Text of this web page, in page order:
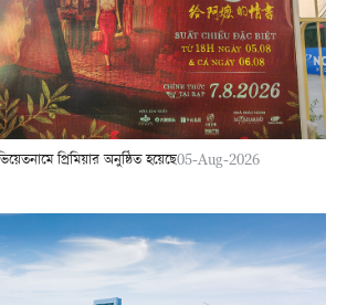
প্রিমিয়ার অনুষ্ঠিত হয়েছে05-Aug-2026